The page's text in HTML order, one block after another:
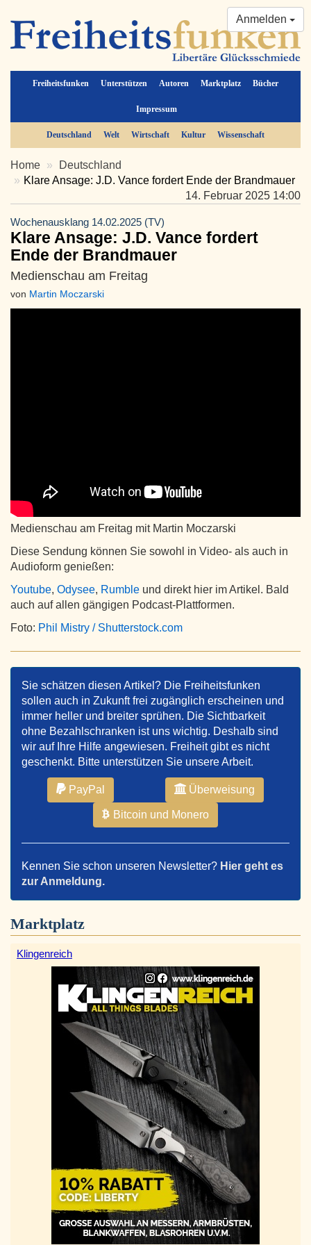
Freiheitsfunken Unterstützen Autoren Marktplatz Bücher
Impressum
Anmelden
Deutschland Welt Wirtschaft Kultur Wissenschaft
Home
Deutschland
Klare Ansage: J.D. Vance fordert Ende der Brandmauer
14. Februar 2025 14:00
Wochenausklang 14.02.2025 (TV)
Klare Ansage: J.D. Vance fordert
Ende der Brandmauer
Medienschau am Freitag
von Martin Moczarski
Medienschau am Freitag mit Martin Moczarski
Diese Sendung können Sie sowohl in Video- als auch in
Audioform genießen:
Youtube, Odysee, Rumble und direkt hier im Artikel. Bald
auch auf allen gängigen Podcast-Plattformen.
Foto: Phil Mistry / Shutterstock.com
Sie schätzen diesen Artikel? Die Freiheitsfunken
sollen auch in Zukunft frei zugänglich erscheinen und
immer heller und breiter sprühen. Die Sichtbarkeit
ohne Bezahlschranken ist uns wichtig. Deshalb sind
wir auf Ihre Hilfe angewiesen. Freiheit gibt es nicht
geschenkt. Bitte unterstützen Sie unsere Arbeit.
PayPal Überweisung
Bitcoin und Monero
Kennen Sie schon unseren Newsletter? Hier geht es
zur Anmeldung.
Marktplatz
Klingenreich